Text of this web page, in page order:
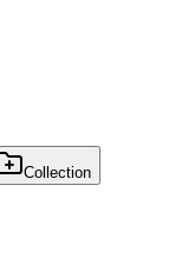
Collection